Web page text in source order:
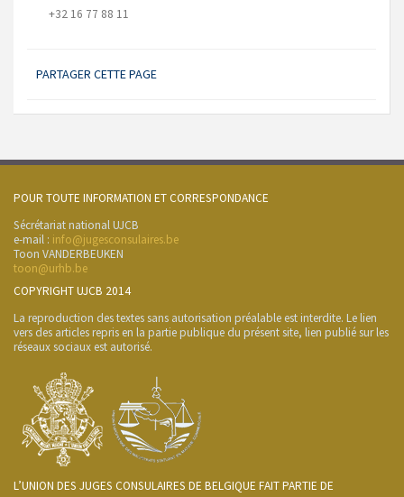
+32 16 77 88 11
PARTAGER CETTE PAGE
POUR TOUTE INFORMATION ET CORRESPONDANCE
Sécrétariat national UJCB
e-mail : info@jugesconsulaires.be
Toon VANDERBEUKEN
toon@urhb.be
COPYRIGHT UJCB 2014
La reproduction des textes sans autorisation préalable est interdite. Le lien
vers des articles repris en la partie publique du présent site, lien publié sur les
réseaux sociaux est autorisé.
L’UNION DES JUGES CONSULAIRES DE BELGIQUE FAIT PARTIE DE